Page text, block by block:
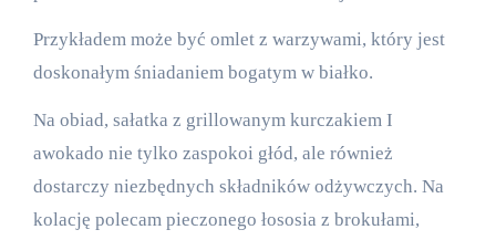
Przykładem może być omlet z warzywami, który jest
doskonałym śniadaniem bogatym w białko.
Na obiad, sałatka z grillowanym kurczakiem I
awokado nie tylko zaspokoi głód, ale również
dostarczy niezbędnych składników odżywczych. Na
kolację polecam pieczonego łososia z brokułami,